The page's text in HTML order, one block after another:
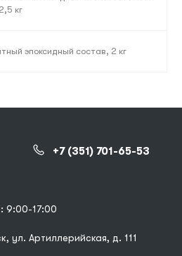
кг
эпоксидный состав, 2 кг
+7 (351) 701-65-53
9:00-17:00
ул. Артиллерийская, д. 111